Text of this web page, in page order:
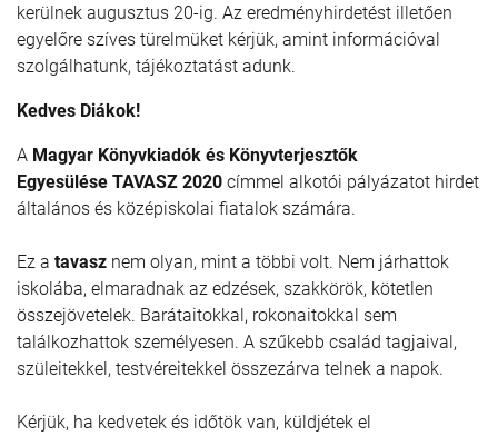
kerülnek augusztus 20-ig. Az eredményhirdetést illetően
egyelőre szíves türelmüket kérjük, amint információval
szolgálhatunk, tájékoztatást adunk.
Kedves Diákok!
A Magyar Könyvkiadók és Könyvterjesztők
Egyesülése TAVASZ 2020 címmel alkotói pályázatot hirdet
általános és középiskolai fiatalok számára.
Ez a tavasz nem olyan, mint a többi volt. Nem járhattok
iskolába, elmaradnak az edzések, szakkörök, kötetlen
összejövetelek. Barátaitokkal, rokonaitokkal sem
találkozhattok személyesen. A szűkebb család tagjaival,
szüleitekkel, testvéreitekkel összezárva telnek a napok.
Kérjük, ha kedvetek és időtök van, küldjétek el